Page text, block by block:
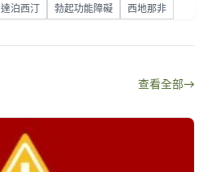
達泊西汀 勃起功能障礙 西地那非
查看全部→